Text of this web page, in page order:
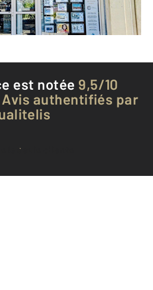
à l'agence
est notée 9,5/10
Avis authentifiés par
les avis clients